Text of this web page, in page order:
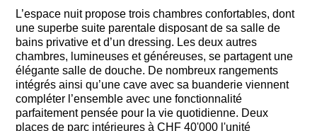
L’espace nuit propose trois chambres confortables, dont
une superbe suite parentale disposant de sa salle de
bains privative et d’un dressing. Les deux autres
chambres, lumineuses et généreuses, se partagent une
élégante salle de douche. De nombreux rangements
intégrés ainsi qu’une cave avec sa buanderie viennent
compléter l’ensemble avec une fonctionnalité
parfaitement pensée pour la vie quotidienne. Deux
places de parc intérieures à CHF 40'000 l'unité